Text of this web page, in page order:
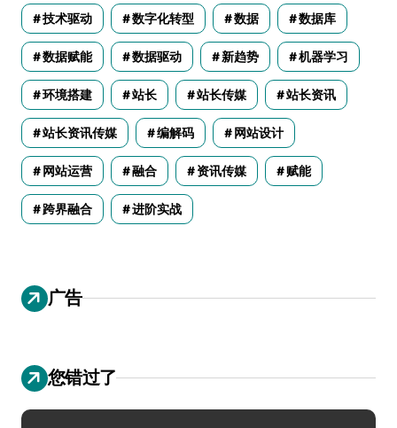
技术驱动 数字化转型 数据 数据库
数据赋能 数据驱动 新趋势 机器学习
环境搭建 站长 站长传媒 站长资讯
站长资讯传媒 编解码 网站设计
网站运营 融合 资讯传媒 赋能
跨界融合 进阶实战
广告
您错过了